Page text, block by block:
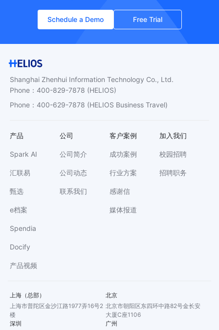
Schedule a Demo Free Trial
Shanghai Zhenhui Information Technology Co., Ltd.
Phone ： 400-829-7878 (HELIOS)
Phone ： 400-629-7878 (HELIOS Business Travel)
产品
Spark AI
汇联易
甄选
e档案
Spendia
Docify
产品视频
公司
公司简介
公司动态
联系我们
客户案例
成功案例
行业方案
感谢信
媒体报道
加入我们
校园招聘
招聘职务
上海（总部）
上海市普陀区金沙江路1977弄16号2
楼
北京
北京市朝阳区东四环中路82号金长安
大厦C座1106
深圳
广州